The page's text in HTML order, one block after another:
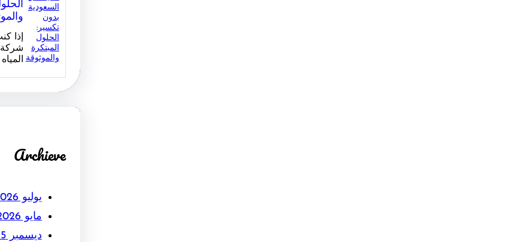
إذا
Archieve
يوليو 2026
مايو 2026
ديسمبر 2025